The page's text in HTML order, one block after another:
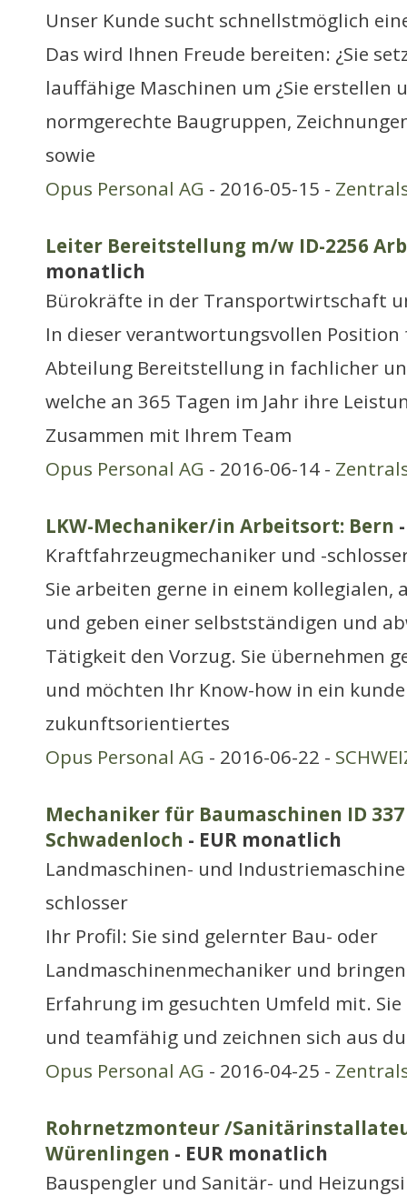
Unser Kunde sucht schnellstmöglich
Das wird Ihnen Freude bereiten: ¿Sie
lauffähige Maschinen um ¿Sie erstellen
normgerechte Baugruppen,
sowie
Opus Personal AG - 2016-05-15 -
Leiter Bereitstellung m/w ID-2256
monatlich
Bürokräfte in der Transportwirtschaft
In dieser verantwortungsvollen Position
Abteilung Bereitstellung in fachlicher
welche an 365 Tagen im Jahr ihre
Zusammen mit Ihrem Team
Opus Personal AG - 2016-06-14 -
LKW-Mechaniker/in Arbeitsort: Bern
Kraftfahrzeugmechaniker und -
Sie arbeiten gerne in einem kollegialen,
und geben einer selbstständigen und
Tätigkeit den Vorzug. Sie übernehmen
und möchten Ihr Know-how in ein
zukunftsorientiertes
Opus Personal AG - 2016-06-22 -
Mechaniker für Baumaschinen ID
Schwadenloch - EUR monatlich
Landmaschinen- und
schlosser
Ihr Profil: Sie sind gelernter Bau- oder
Landmaschinenmechaniker und
Erfahrung im gesuchten Umfeld mit.
und teamfähig und zeichnen sich aus
Opus Personal AG - 2016-04-25 -
Rohrnetzmonteur /
Würenlingen - EUR monatlich
Bauspengler und Sanitär- und